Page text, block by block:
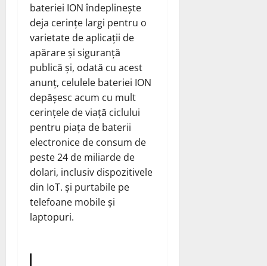
bateriei ION îndeplinește
deja cerințe largi pentru o
varietate de aplicații de
apărare și siguranță
publică și, odată cu acest
anunț, celulele bateriei ION
depășesc acum cu mult
cerințele de viață ciclului
pentru piața de baterii
electronice de consum de
peste 24 de miliarde de
dolari, inclusiv dispozitivele
din IoT. și purtabile pe
telefoane mobile și
laptopuri.